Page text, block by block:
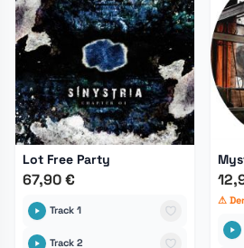
Lot Free Party
67,90 €
Track 1
Track 2
⚠